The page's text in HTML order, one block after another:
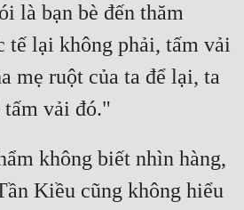
là bạn bè đến thăm
tế lại không phải, tấm vải
mẹ ruột của ta để lại, ta
không biết nhìn hàng,
Kiều cũng không hiểu